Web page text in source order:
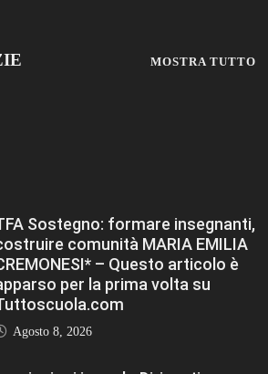
MOSTRA TUTTO
Sostegno: formare insegnanti,
comunità MARIA EMILIA
– Questo articolo è
per la prima volta su
Agosto 8, 2026